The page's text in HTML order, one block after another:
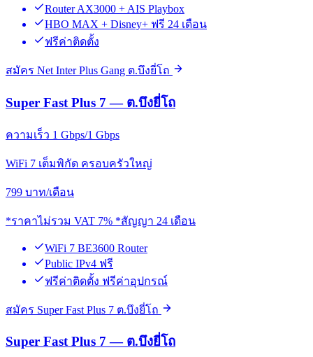
Router AX3000 + AIS Playbox
HBO MAX + Disney+ ฟรี 24 เดือน
ฟรีค่าติดตั้ง
สมัคร Net Inter Plus Gang ต.บึงยี่โถ
Super Fast Plus 7 — ต.บึงยี่โถ
ความเร็ว 1 Gbps/1 Gbps
WiFi 7 เต็มพิกัด ครอบครัวใหญ่
799 บาท/เดือน
*ราคาไม่รวม VAT 7% *สัญญา 24 เดือน
WiFi 7 BE3600 Router
Public IPv4 ฟรี
ฟรีค่าติดตั้ง ฟรีค่าอุปกรณ์
สมัคร Super Fast Plus 7 ต.บึงยี่โถ
Super Fast Plus 7 — ต.บึงยี่โถ